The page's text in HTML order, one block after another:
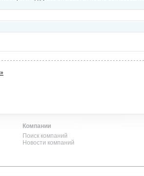
Компании
Поиск компаний
Новости компаний